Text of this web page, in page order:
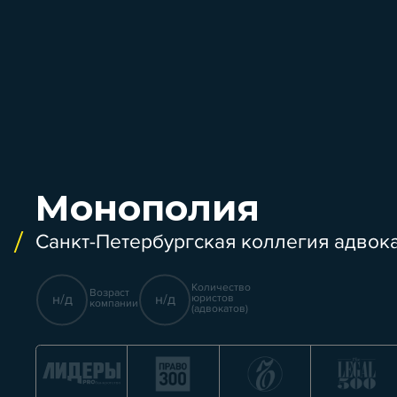
Монополия
Санкт-Петербургская коллегия
н/д
Возраст
компании
н/д
Количество
юристов
(адвокатов)